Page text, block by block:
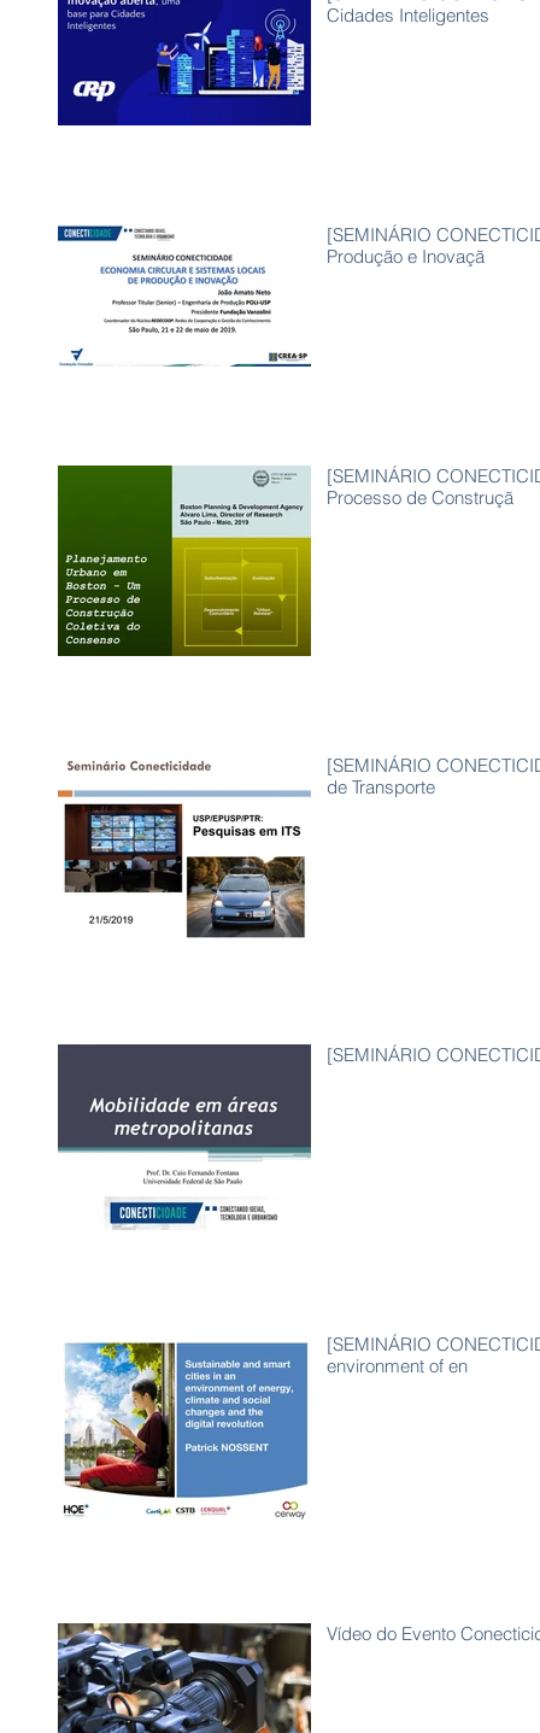
Cidades Inteligentes
[SEMINÁRIO
Produção e Inovaçã
[SEMINÁRIO
Processo de Construçã
[SEMINÁRIO
de Transporte
[SEMINÁRIO
[SEMINÁRIO
environment of en
Vídeo do Evento